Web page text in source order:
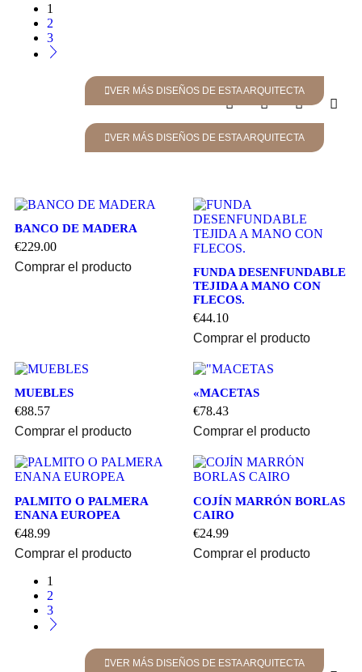
1
2
3
VER MÁS DISEÑOS DE ESTA ARQUITECTA
VER MÁS DISEÑOS DE ESTA ARQUITECTA
BANCO DE MADERA
€229.00
Comprar el producto
FUNDA DESENFUNDABLE
TEJIDA A MANO CON
FLECOS.
€44.10
Comprar el producto
MUEBLES
€88.57
Comprar el producto
«MACETAS
€78.43
Comprar el producto
PALMITO O PALMERA
ENANA EUROPEA
€48.99
Comprar el producto
COJÍN MARRÓN BORLAS
CAIRO
€24.99
Comprar el producto
1
2
3
VER MÁS DISEÑOS DE ESTA ARQUITECTA